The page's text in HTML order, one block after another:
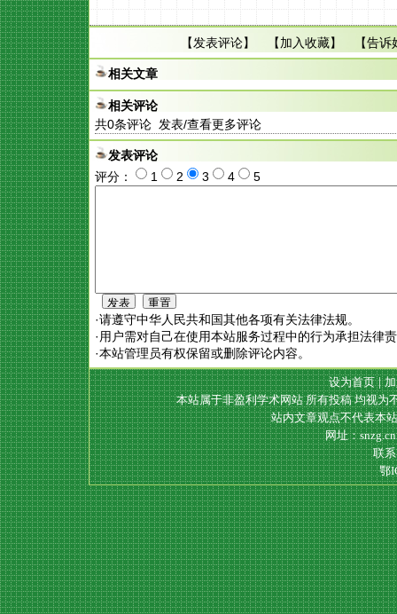
【发表评论】 【加入收藏】 【告诉
相关文章
相关评论
共0条评论 发表/查看更多评论
发表评论
评分：
1 2 3 4 5
·请遵守中华人民共和国其他各项有关法律法规。
·用户需对自己在使用本站服务过程中的行为承担法律
·本站管理员有权保留或删除评论内容。
设为首页|
本站属于非盈利学术网站 所有投稿 均视为
站内文章观点不代表本
网址：
联
鄂